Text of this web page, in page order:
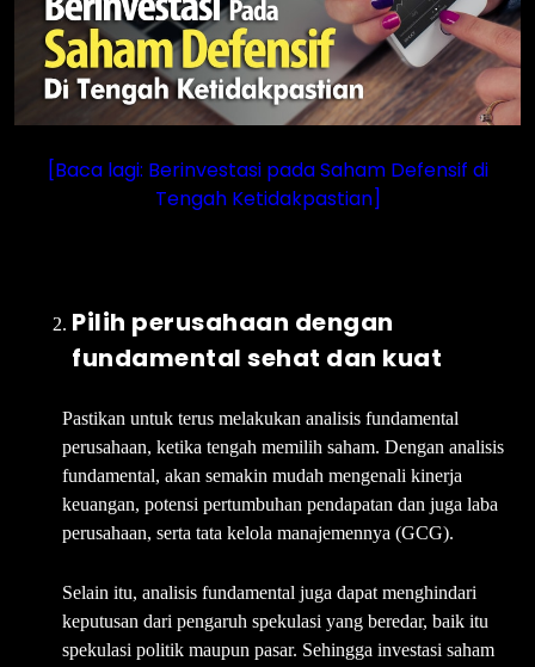
[Baca lagi: Berinvestasi pada Saham Defensif di
Tengah Ketidakpastian]
Pilih perusahaan dengan
fundamental sehat dan kuat
Pastikan untuk terus melakukan analisis fundamental
perusahaan, ketika tengah memilih saham. Dengan analisis
fundamental, akan semakin mudah mengenali kinerja
keuangan, potensi pertumbuhan pendapatan dan juga laba
perusahaan, serta tata kelola manajemennya (GCG).
Selain itu, analisis fundamental juga dapat menghindari
keputusan dari pengaruh spekulasi yang beredar, baik itu
spekulasi politik maupun pasar. Sehingga investasi saham